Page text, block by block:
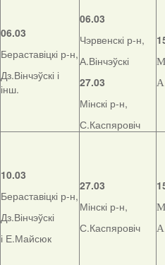
06.03
Бераставіцкі р-н,
Дз.Вінчэўскі і
інш.
06.03
Чэрвенскі р-н,
А.Вінчэўскі
27.03
Мінскі р-н,
С.Каспяровіч
10.03
Бераставіцкі р-н,
Дз.Вінчэўскі
і Е.Майсюк
27.03
Мінскі р-н,
С.Каспяровіч